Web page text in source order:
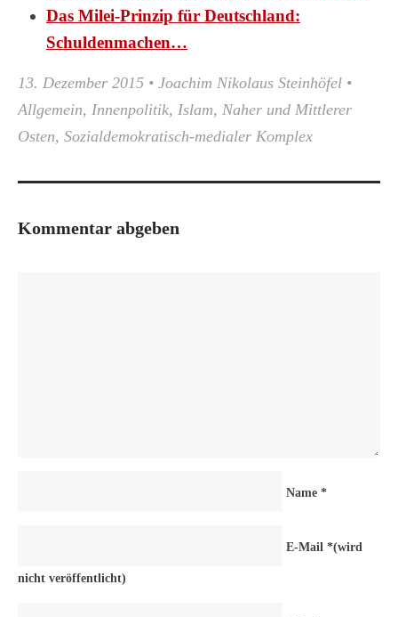
Das Milei-Prinzip für Deutschland:
Schuldenmachen…
13. Dezember 2015 • Joachim Nikolaus Steinhöfel •
Allgemein, Innenpolitik, Islam, Naher und Mittlerer
Osten, Sozialdemokratisch-medialer Komplex
Kommentar abgeben
Name *
E-Mail *(wird
nicht veröffentlicht)